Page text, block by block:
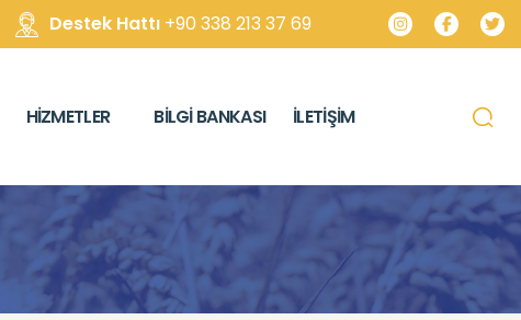
Destek Hattı +90 338 213 37 69
HIZMETLER BILGI BANKASI İLETIŞIM